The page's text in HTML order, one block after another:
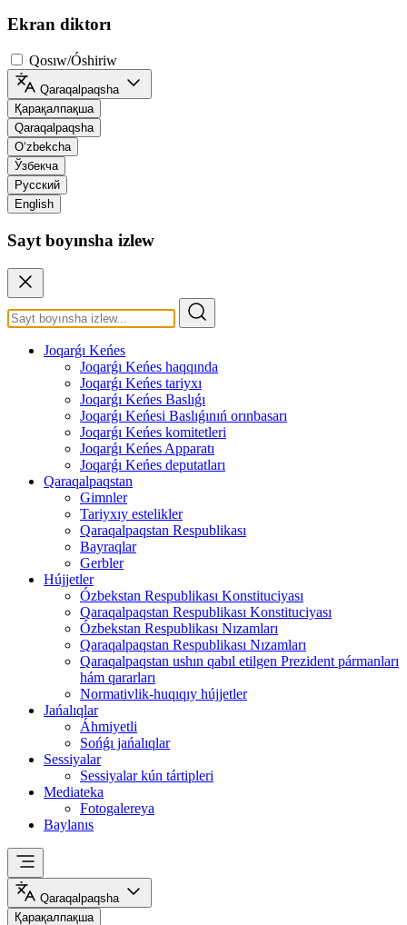
Ekran diktorı
Qosıw/Óshiriw
Qaraqalpaqsha
Қарақалпақша
Qaraqalpaqsha
O‘zbekcha
Ўзбекча
Русский
English
Sayt boyınsha izlew
Joqarǵı Keńes
Joqarǵı Keńes haqqında
Joqarǵı Keńes tariyxı
Joqarǵı Keńes Baslıǵı
Joqarǵı Keńesi Baslıǵınıń orınbasarı
Joqarǵı Keńes komitetleri
Joqarǵı Keńes Apparatı
Joqarǵı Keńes deputatları
Qaraqalpaqstan
Gimnler
Tariyxıy estelikler
Qaraqalpaqstan Respublikası
Bayraqlar
Gerbler
Hújjetler
Ózbekstan Respublikası Konstituciyası
Qaraqalpaqstan Respublikası Konstituciyası
Ózbekstan Respublikası Nızamları
Qaraqalpaqstan Respublikası Nızamları
Qaraqalpaqstan ushın qabıl etilgen Prezident pármanları
hám qararları
Normativlik-huqıqıy hújjetler
Jańalıqlar
Áhmiyetli
Sońǵı jańalıqlar
Sessiyalar
Sessiyalar kún tártipleri
Mediateka
Fotogalereya
Baylanıs
Qaraqalpaqsha
Қарақалпақша